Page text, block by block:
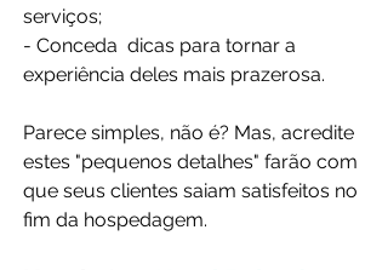
serviços;
- Conceda  dicas para tornar a
experiência deles mais prazerosa.
Parece simples, não é? Mas, acredite
estes "pequenos detalhes" farão com
que seus clientes saiam satisfeitos no
fim da hospedagem.